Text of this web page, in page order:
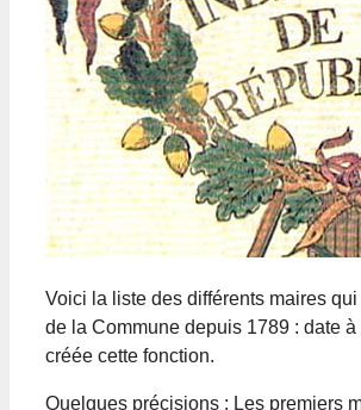
Voici la liste des différents maires
de la Commune depuis 1789 : date
créée cette fonction.
Quelques précisions : Les premiers